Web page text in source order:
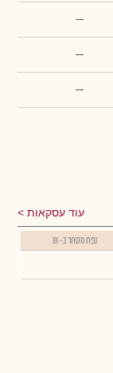
--
--
--
עוד עסקאות
נפח מסחר ב- ₪